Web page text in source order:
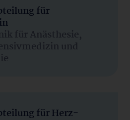
für
für Anästhesie,
und
für Herz-